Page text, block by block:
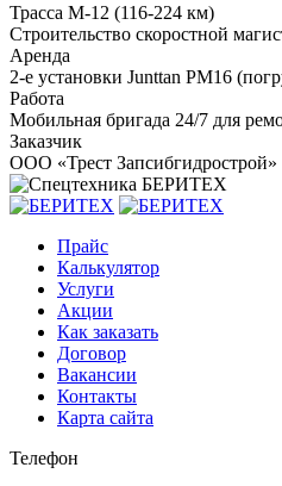
Трасса М-12 (116-224 км)
Строительство скоростной
Аренда
2-е установки Junttan PM16
Работа
Мобильная бригада 24/7 для
Заказчик
ООО «Трест Запсибгидрострой»
Прайс
Калькулятор
Услуги
Акции
Как заказать
Договор
Вакансии
Контакты
Карта сайта
Телефон